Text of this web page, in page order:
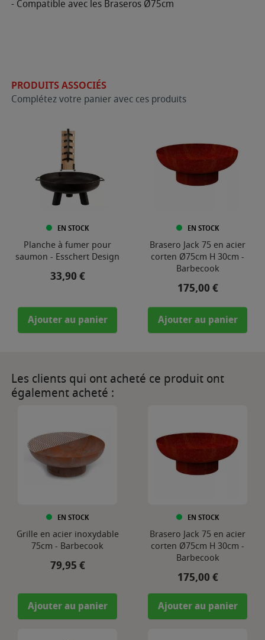
- Compatible avec les Braseros Ø75cm
PRODUITS ASSOCIÉS
Complétez votre panier avec ces produits
EN STOCK
Planche à fumer pour
saumon - Esschert Design
Prix
33,90 €
Ajouter au panier
EN STOCK
Brasero Jack 75 en acier
corten Ø75cm H 30cm -
Barbecook
Prix
175,00 €
Ajouter au panier
Les clients qui ont acheté ce produit ont
également acheté :
EN STOCK
Grille en acier inoxydable
75cm - Barbecook
Prix
79,95 €
Ajouter au panier
EN STOCK
Brasero Jack 75 en acier
corten Ø75cm H 30cm -
Barbecook
Prix
175,00 €
Ajouter au panier